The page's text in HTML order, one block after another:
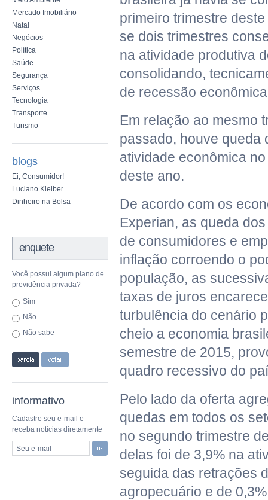
Mercado Imobiliário
Natal
Negócios
Política
Saúde
Segurança
Serviços
Tecnologia
Transporte
Turismo
blogs
Ei, Consumidor!
Luciano Kleiber
Dinheiro na Bolsa
enquete
Você possui algum plano de
previdência privada?
Sim
Não
Não sabe
informativo
Cadastre seu e-mail e
receba notícias diretamente
Seu e-mail
primeiro trimestre
se dois trimestres
na atividade produtiva
consolidando,
de recessão
Em relação ao mesmo
passado, houve queda
atividade econômica
deste ano.
De acordo com os
Experian, as queda
de consumidores e
inflação corroendo o
população, as
taxas de juros
turbulência do cenário
cheio a economia
semestre de 2015,
quadro recessivo do
Pelo lado da oferta
quedas em todos os
no segundo trimestre
delas foi de 3,9% na
seguida das retrações
agropecuário e de